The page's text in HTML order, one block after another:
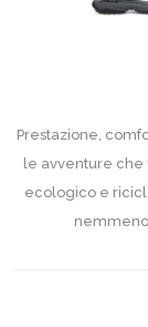
Prestazione,
le avventure che
ecologico e